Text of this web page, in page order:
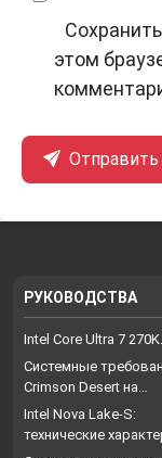
этом
Отправить
РУКОВОДСТВА
Intel Core Ultra 7
Системные
Crimson Desert на…
Intel Nova Lake-S:
технические